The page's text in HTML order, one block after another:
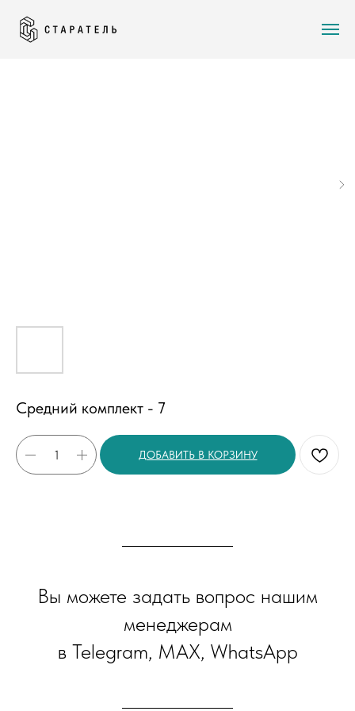
Средний комплект - 7
ДОБАВИТЬ В КОРЗИНУ
Вы можете задать вопрос нашим
менеджерам
в Telegram, MAX, WhatsApp